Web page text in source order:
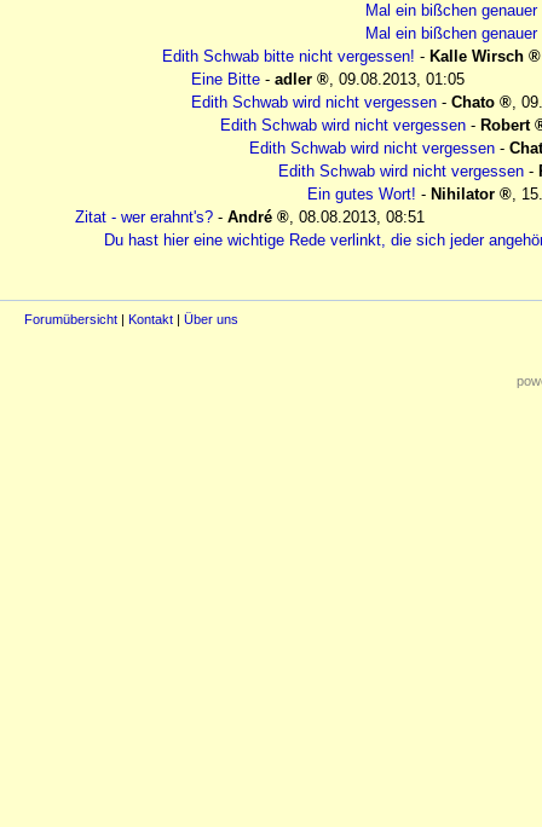
Mal ein bißchen genauer
Mal ein bißchen genauer
Edith Schwab bitte nicht vergessen! - Kalle Wirsch
Eine Bitte - adler , 09.08.2013, 01:05
Edith Schwab wird nicht vergessen - Chato ,
Edith Schwab wird nicht vergessen - Robert
Edith Schwab wird nicht vergessen -
Edith Schwab wird nicht vergessen -
Ein gutes Wort! - Nihilator ,
Zitat - wer erahnt's? - André , 08.08.2013, 08:51
Du hast hier eine wichtige Rede verlinkt, die sich jeder
Forumübersicht | Kontakt | Über uns